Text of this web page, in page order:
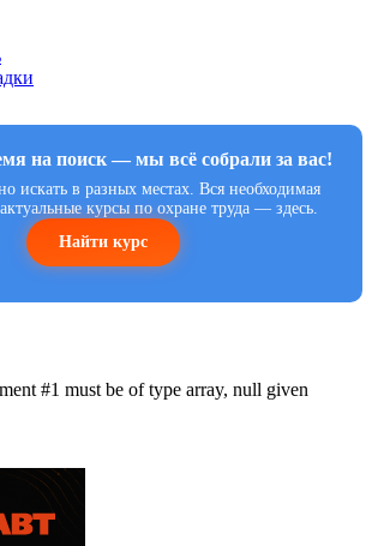
на поиск — мы всё собрали за вас!
искать в разных местах. Вся необходимая
курсы по охране труда — здесь.
Найти курс
#1 must be of type array, null given